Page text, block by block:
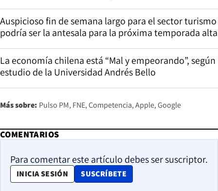
Auspicioso fin de semana largo para el sector turismo
podría ser la antesala para la próxima temporada alta
La economía chilena está “Mal y empeorando”, según
estudio de la Universidad Andrés Bello
Más sobre: Pulso PM FNE Competencia Apple Google
COMENTARIOS
Para comentar este artículo debes ser suscriptor.
INICIA SESIÓN SUSCRÍBETE
OPENS IN NEW WINDOW